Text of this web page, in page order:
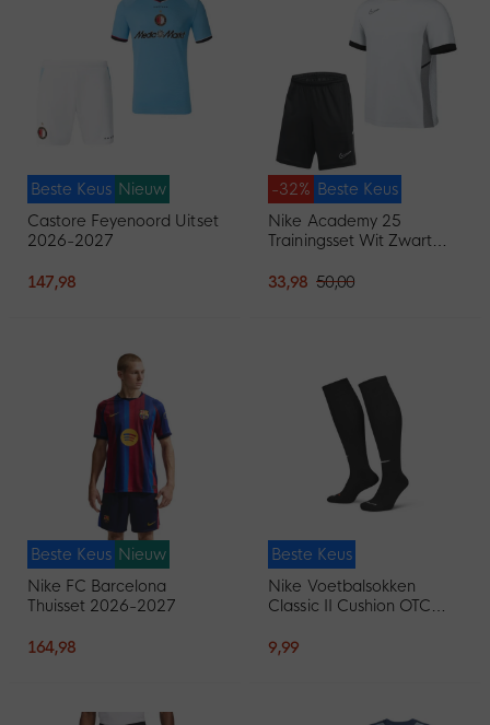
Beste Keus Nieuw
Castore Feyenoord Uitset
2026-2027
147,98
Beste Keus
-32%
Nike Academy 25
Trainingsset Wit Zwart
33,98 50,00
Beste Keus Nieuw
Nike FC Barcelona
Thuisset 2026-2027
164,98
Beste Keus
Nike Voetbalsokken
Classic II Cushion OTC
9,99